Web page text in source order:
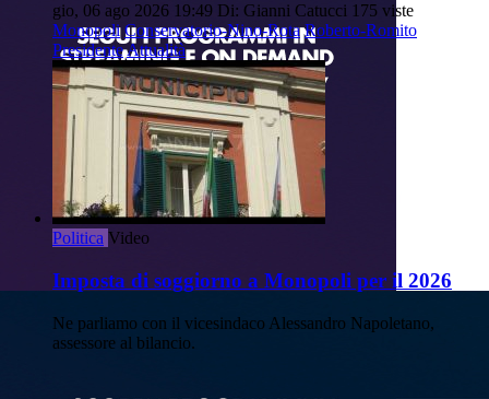
gio, 06 ago 2026 19:49 Di: Gianni Catucci 175 viste
Monopoli Conservatorio-Nino-Rota Roberto-Romito
PresidenteAttualità
Politica Video
Imposta di soggiorno a Monopoli per il 2026
Ne parliamo con il vicesindaco Alessandro Napoletano,
assessore al bilancio.